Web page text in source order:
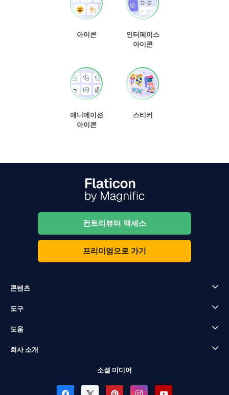
아이콘
인터페이스
아이콘
애니메이션
아이콘
스티커
컨트리뷰터 액세스
프리미엄으로 가기
콘텐츠
도구
도움
회사 소개
소셜 미디어